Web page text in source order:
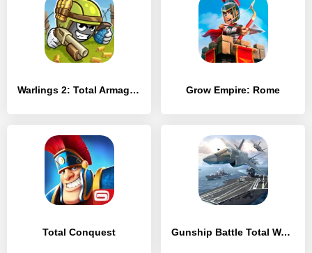
Warlings 2: Total Armageddon Grow Empire: Rome
Total Conquest Gunship Battle Total Warfare